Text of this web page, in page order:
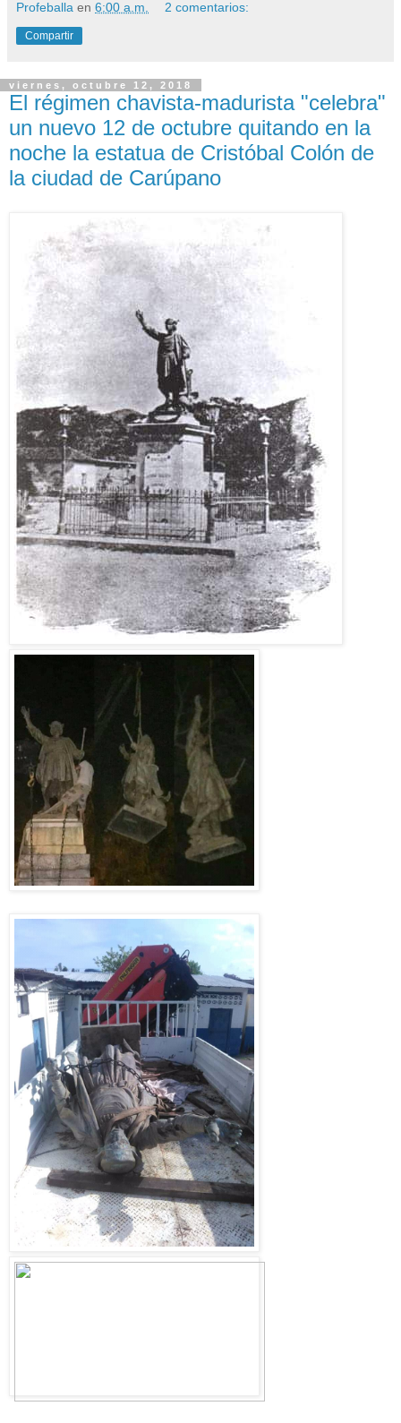
Profeballa en 6:00 a.m. 2 comentarios:
Compartir
viernes, octubre 12, 2018
El régimen chavista-madurista "celebra"
un nuevo 12 de octubre quitando en la
noche la estatua de Cristóbal Colón de
la ciudad de Carúpano